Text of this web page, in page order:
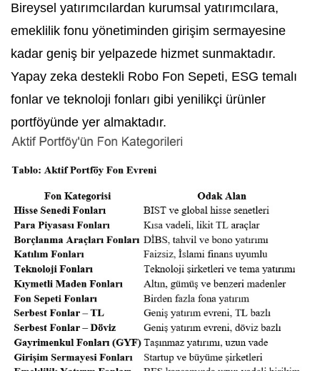
Bireysel yatırımcılardan kurumsal yatırımcılara,
emeklilik fonu yönetiminden girişim sermayesine
kadar geniş bir yelpazede hizmet sunmaktadır.
Yapay zeka destekli Robo Fon Sepeti, ESG temalı
fonlar ve teknoloji fonları gibi yenilikçi ürünler
portföyünde yer almaktadır.